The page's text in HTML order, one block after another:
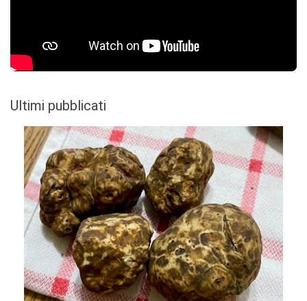
Ultimi pubblicati